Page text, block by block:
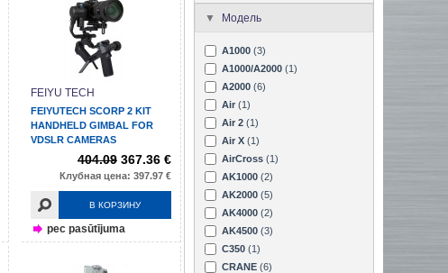
Модель
A1000 (3)
A1000/A2000 (1)
A2000 (6)
Air (1)
Air 2 (1)
Air X (1)
AirCross (1)
AK1000 (2)
AK2000 (5)
AK4000 (2)
AK4500 (3)
C350 (1)
CRANE (6)
FEIYU TECH
FEIYUTECH SCORP 2 KIT
HANDHELD GIMBAL FOR
VDSLR CAMERAS
404.09 367.36 €
Клубная цена: 397.97 €
В КОРЗИНУ
pec pasūtījuma